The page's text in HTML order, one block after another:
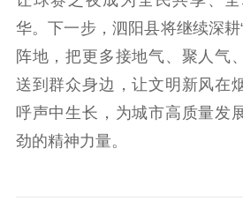
华。下一步，泗阳县将继续深耕
阵地，把更多接地气、聚人气
送到群众身边，让文明新风在
呼声中生长，为城市高质量发
劲的精神力量。